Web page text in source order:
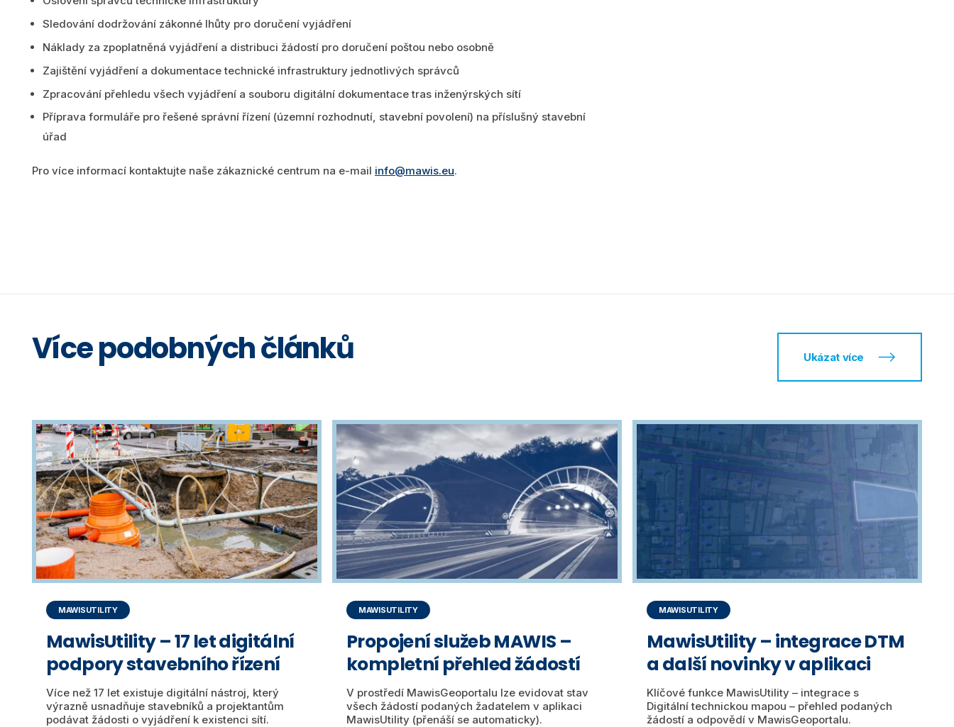
Sledování dodržování zákonné lhůty pro doručení vyjádření
Náklady za zpoplatněná vyjádření a distribuci žádostí pro doručení poštou nebo osobně
Zajištění vyjádření a dokumentace technické infrastruktury jednotlivých správců
Zpracování přehledu všech vyjádření a souboru digitální dokumentace tras inženýrských sítí
Příprava formuláře pro řešené správní řízení (územní rozhodnutí, stavební povolení) na příslušný stavební
úřad
Pro více informací kontaktujte naše zákaznické centrum na e-mail info@mawis.eu.
Více podobných článků Ukázat více
MAWISUTILITY
MawisUtility – 17 let digitální
podpory stavebního řízení
Více než 17 let existuje digitální nástroj, který
výrazně usnadňuje stavebníků a projektantům
podávat žádosti o vyjádření k existenci sítí.
MAWISUTILITY
Propojení služeb MAWIS –
kompletní přehled žádostí
V prostředí MawisGeoportalu lze evidovat stav
všech žádostí podaných žadatelem v aplikaci
MawisUtility (přenáší se automaticky).
MAWISUTILITY
MawisUtility – integrace DTM
a další novinky v aplikaci
Klíčové funkce MawisUtility – integrace s
Digitální technickou mapou – přehled podaných
žádostí a odpovědí v MawisGeoportalu.